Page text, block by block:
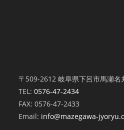
〒509-2612 岐阜県下呂市馬瀬名
TEL:0576-47-2434
FAX: 0576-47-2433
Email: info@mazegawa-